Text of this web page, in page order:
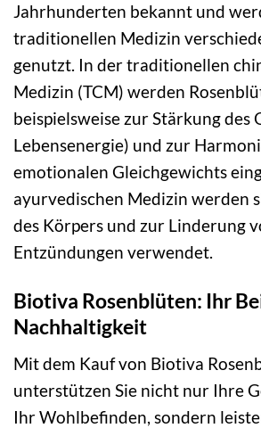
Jahrhunderten bekannt und
traditionellen Medizin
genutzt. In der traditionellen
Medizin (TCM) werden
beispielsweise zur Stärkung des
Lebensenergie) und zur
emotionalen Gleichgewichts
ayurvedischen Medizin werden
des Körpers und zur Linderung
Entzündungen verwendet.
Biotiva Rosenblüten: Ihr
Nachhaltigkeit
Mit dem Kauf von Biotiva
unterstützen Sie nicht nur Ihre
Ihr Wohlbefinden, sondern